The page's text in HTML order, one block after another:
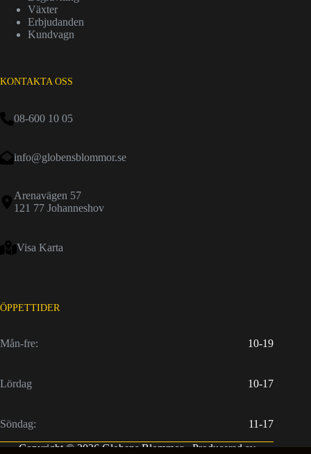
Växter
Erbjudanden
Kundvagn
KONTAKTA OSS
08-600 10 05
info@globensblommor.se
Arenavägen 57
121 77 Johanneshov
Visa Karta
ÖPPETTIDER
Mån-fre: 10-19
Lördag 10-17
Söndag: 11-17
Copyright © 2026 Globens Blommor - Producerad av